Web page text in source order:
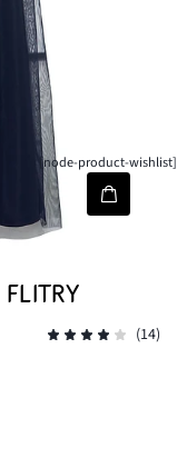
[node-product-wishlist]
(14)